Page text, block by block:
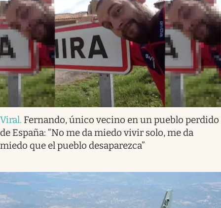
Viral. Fernando, único vecino en un pueblo perdido
de España: “No me da miedo vivir solo, me da
miedo que el pueblo desaparezca”